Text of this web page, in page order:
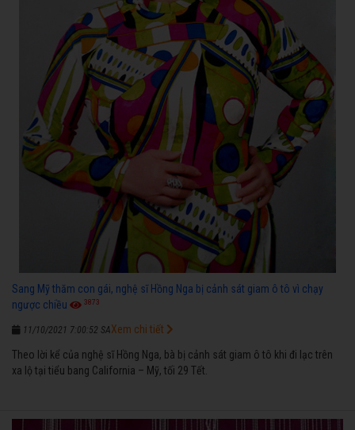
Sang Mỹ thăm con gái, nghệ sĩ Hồng Nga bị cảnh sát giam ô tô vì chạy
ngược chiều
3873
11/10/2021 7:00:52 SA
Theo lời kể của nghệ sĩ Hồng Nga, bà bị cảnh sát giam ô tô khi đi lạc trên
xa lộ tại tiểu bang California – Mỹ, tối 29 Tết.
Xem chi tiết